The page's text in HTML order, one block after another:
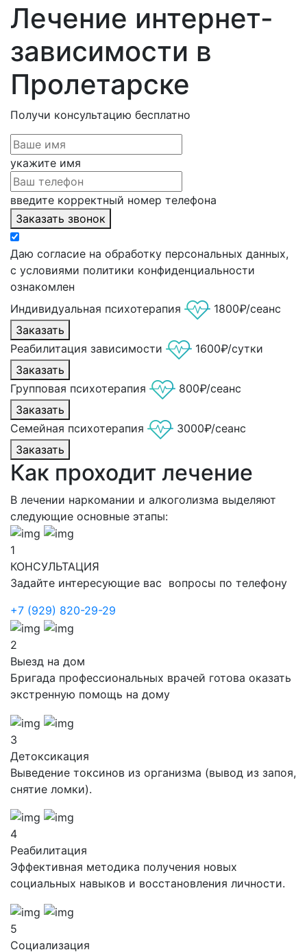
Лечение интернет-
зависимости в
Пролетарске
Получи консультацию бесплатно
укажите имя
введите корректный номер телефона
Заказать звонок
Даю согласие на обработку персональных данных,
с условиями политики конфиденциальности
ознакомлен
Индивидуальная психотерапия
1800₽/сеанс
Заказать
Реабилитация зависимости
1600₽/сутки
Заказать
Групповая психотерапия
800₽/сеанс
Заказать
Семейная психотерапия
3000₽/сеанс
Заказать
Как проходит лечение
В лечении наркомании и алкоголизма выделяют
следующие основные этапы:
1
КОНСУЛЬТАЦИЯ
Задайте интересующие вас вопросы по телефону
+7 (929) 820-29-29
2
Выезд на дом
Бригада профессиональных врачей готова оказать
экстренную помощь на дому
3
Детоксикация
Выведение токсинов из организма (вывод из запоя,
снятие ломки).
4
Реабилитация
Эффективная методика получения новых
социальных навыков и восстановления личности.
5
Социализация